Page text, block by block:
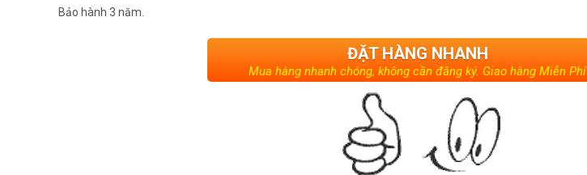
Bảo hành 3 năm.
ĐẶT HÀNG NHANH
Mua hàng nhanh chóng, không cần đăng ký. Giao hàng Miễn Phí